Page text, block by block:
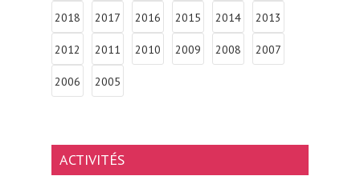
2018 2017 2016 2015 2014 2013
2012 2011 2010 2009 2008 2007
2006 2005
ACTIVITÉS